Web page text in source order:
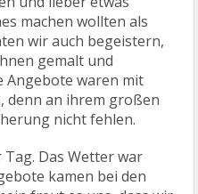
machen wollten als
wir auch begeistern,
gemalt und
Angebote waren mit
denn an ihrem großen
nicht fehlen.
Das Wetter war
kamen bei den